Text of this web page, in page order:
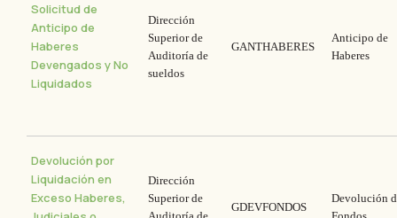
Solicitud de
Anticipo de
Haberes
Devengados y No
Liquidados
Dirección
Superior de
Auditoría de
sueldos
GANTHABERES
Anticipo de
Haberes
Devolución por
Liquidación en
Exceso Haberes,
Dirección
Superior de
GDEVFONDOS
Devolución